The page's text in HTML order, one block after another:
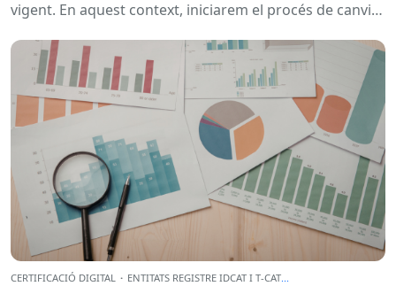
vigent. En aquest context, iniciarem el procés de canvi
CERTIFICACIÓ DIGITAL · ENTITATS REGISTRE IDCAT I T-CAT...